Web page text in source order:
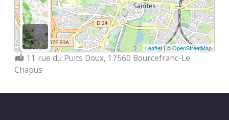
Leaflet| ©OpenStreetMap
Localisation :
11 rue du Puits Doux, 17560 Bourcefranc-Le
Chapus